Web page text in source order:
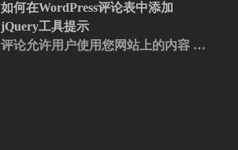
如何在WordPress评论表中添加
jQuery工具提示
评论允许用户使用您网站上的内容 …